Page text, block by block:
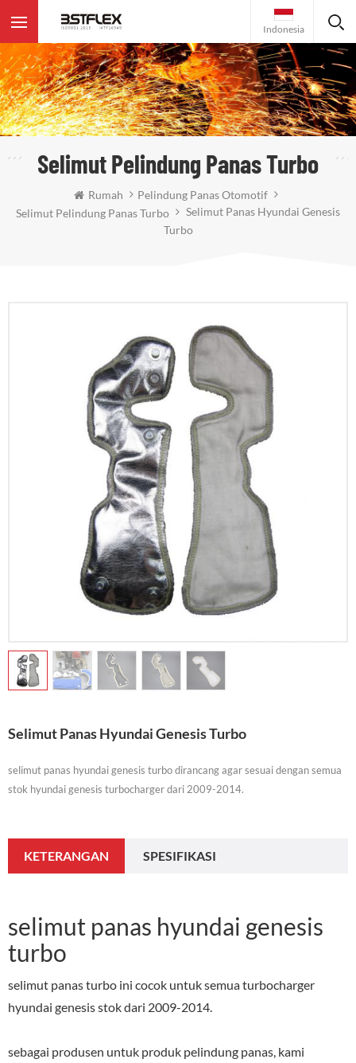
Indonesia
Selimut Pelindung Panas Turbo
Rumah
Pelindung Panas Otomotif
Selimut Pelindung Panas Turbo
Selimut Panas Hyundai Genesis
Turbo
Selimut Panas Hyundai Genesis Turbo
selimut panas hyundai genesis turbo dirancang agar sesuai dengan semua
stok hyundai genesis turbocharger dari 2009-2014.
KETERANGAN SPESIFIKASI
selimut panas hyundai genesis
turbo
selimut panas turbo ini cocok untuk semua turbocharger
hyundai genesis stok dari 2009-2014.
sebagai produsen untuk produk pelindung panas, kami